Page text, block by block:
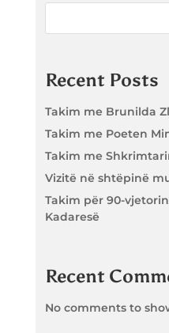
Recent Posts
Takim me Brunilda
Takim me Poeten
Takim me
Vizitë në shtëpinë
Takim për 90-
Kadaresë
Recent
No comments to